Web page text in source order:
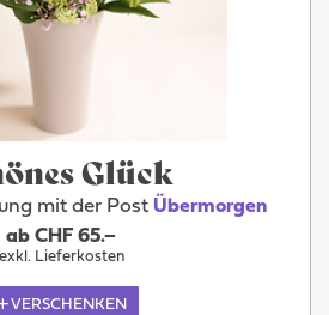
Glück
mit der Post Übermorgen
ab CHF 65.–
exkl. Lieferkosten
VERSCHENKEN